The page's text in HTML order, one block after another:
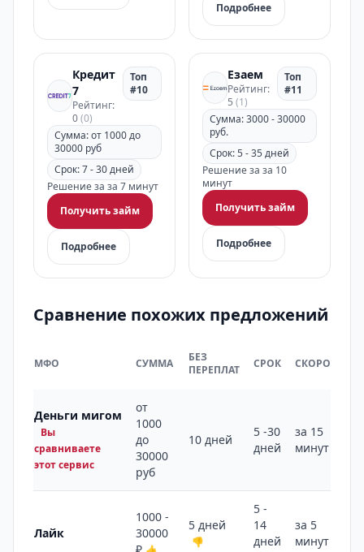
Подробнее
Кредит
7
Рейтинг:
0(0)
Топ
#10
Сумма: от 1000 до
30000 руб
Срок: 7 - 30 дней
Решение за за 7 минут
Получить займ
Подробнее
Езаем
Рейтинг:
5 (1)
Топ
#11
Сумма: 3000 - 30000
руб.
Срок: 5 - 35 дней
Решение за за 10
минут
Получить займ
Подробнее
Сравнение похожих предложений
МФО СУММА
БЕЗ
ПЕРЕПЛАТ
СРОК СКОРОСТЬ
Деньги мигом
Вы
сравниваете
этот сервис
от
1000
до
30000
руб
10 дней
5 -30
дней
за 15
минут
Лайк
1000 -
30000
5 дней
👎
5 -
14
дней
за 5
минут